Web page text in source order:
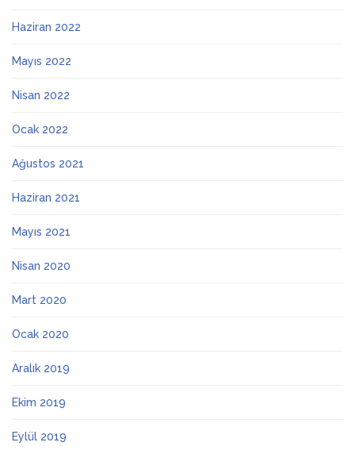
Haziran 2022
Mayıs 2022
Nisan 2022
Ocak 2022
Ağustos 2021
Haziran 2021
Mayıs 2021
Nisan 2020
Mart 2020
Ocak 2020
Aralık 2019
Ekim 2019
Eylül 2019